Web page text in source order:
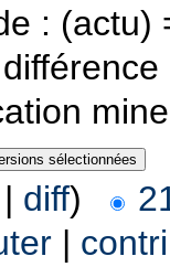
: (actu)
diff)
|